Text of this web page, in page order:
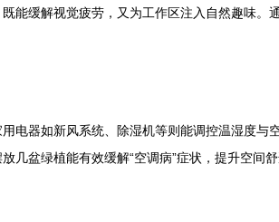
缓解视觉疲劳，又为工作区注入自然趣味。
电器如新风系统、除湿机等则能调控温湿度与
盆绿植能有效缓解“空调病”症状，提升空间